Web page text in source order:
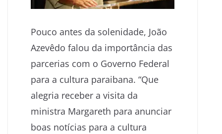
Pouco antes da solenidade, João
Azevêdo falou da importância das
parcerias com o Governo Federal
para a cultura paraibana. “Que
alegria receber a visita da
ministra Margareth para anunciar
boas notícias para a cultura